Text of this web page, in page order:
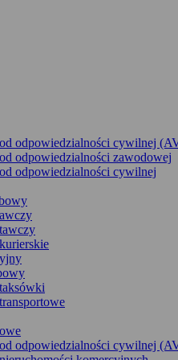
odpowiedzialności cywilnej
odpowiedzialności zawodowej
odpowiedzialności cywilnej
odpowiedzialności cywilnej